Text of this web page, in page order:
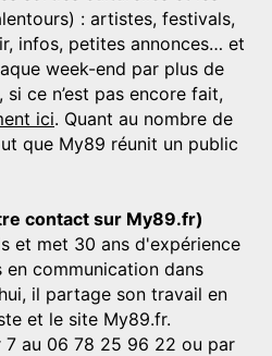
: artistes, festivals,
infos, petites annonces… et
week-end par plus de
si ce n’est pas encore fait,
ici. Quant au nombre de
que My89 réunit un public
contact sur My89.fr)
et met 30 ans d'expérience
communication dans
il partage son travail en
et le site My89.fr.
au 06 78 25 96 22 ou par